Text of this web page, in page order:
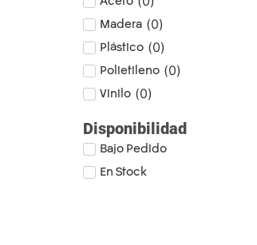
Madera (0)
Plástico (0)
Polietileno (0)
Vinilo (0)
Disponibilidad
Bajo Pedido
En Stock